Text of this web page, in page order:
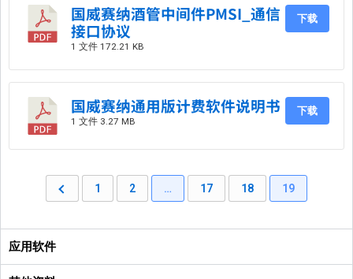
国威赛纳酒管中间件PMSI_通信
接口协议
1 文件172.21 KB
下载
国威赛纳通用版计费软件说明书
1 文件 3.27 MB
下载
1 2 … 17 18 19
应用软件